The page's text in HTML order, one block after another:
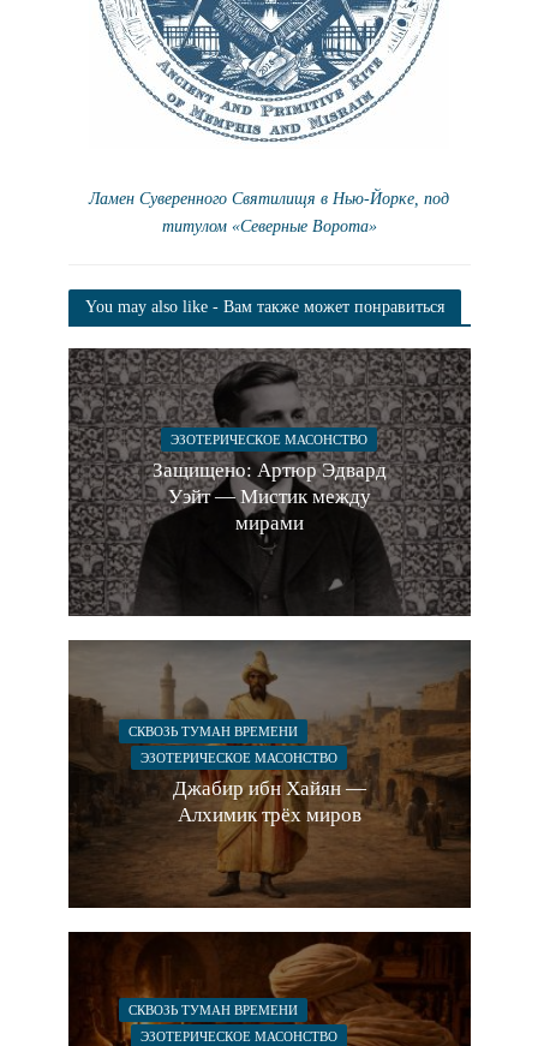
Ламен Суверенного Святилищя в Нью-Йорке, под
титулом «Северные Ворота»
You may also like - Вам также может понравиться
ЭЗОТЕРИЧЕСКОЕ МАСОНСТВО
Защищено: Артюр Эдвард
Уэйт — Мистик между
мирами
СКВОЗЬ ТУМАН ВРЕМЕНИ
ЭЗОТЕРИЧЕСКОЕ МАСОНСТВО
Джабир ибн Хайян —
Алхимик трёх миров
СКВОЗЬ ТУМАН ВРЕМЕНИ
ЭЗОТЕРИЧЕСКОЕ МАСОНСТВО